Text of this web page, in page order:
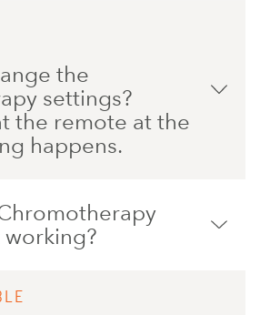
the
settings?
the remote at the
happens.